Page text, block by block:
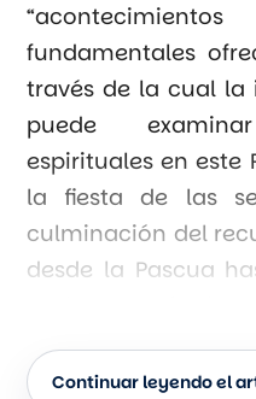
fundamentales
través de la cual la
puede
espirituales en este
la fiesta de las
culminación del
desde la Pascua
formal establecido
el mundo cristiano,
Continuar leyendo el